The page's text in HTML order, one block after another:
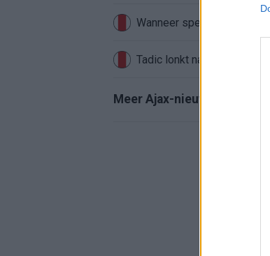
Wanneer speelt Ajax in de
Tadic lonkt naar
Meer Ajax-nieuws